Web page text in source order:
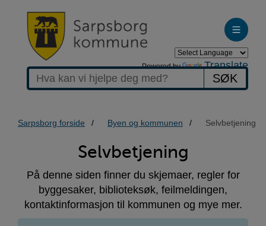
Powered by Translate
SØK
Sarpsborg forside Byen og kommunen Selvbetjening
Selvbetjening
Selvbetjening
På denne siden finner du skjemaer, regler for
byggesaker, biblioteksøk, feilmeldingen,
kontaktinformasjon til kommunen og mye mer.